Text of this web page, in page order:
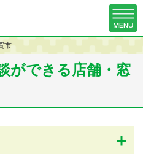
市
ができる店舗・窓